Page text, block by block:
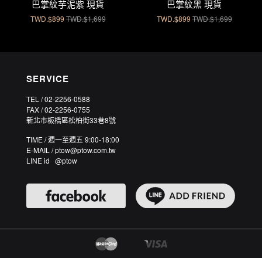
巴掌紋芋泥紫 現貨
TWD.$899 TWD.$1,699
巴掌紋黑 現貨
TWD.$899 TWD.$1,699
SERVICE
TEL / 02-2256-0588
FAX / 02-2256-0755
新北市板橋區松柏街33巷8號
TIME / 週一至週五 9:00-18:00
E-MAIL / ptow@ptow.com.tw
LINE id @ptow